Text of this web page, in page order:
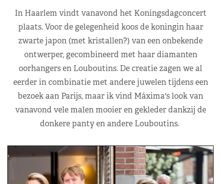
In Haarlem vindt vanavond het Koningsdagconcert
plaats. Voor de gelegenheid koos de koningin haar
zwarte japon (met kristallen?) van een onbekende
ontwerper, gecombineerd met haar diamanten
oorhangers en Louboutins. De creatie zagen we al
eerder in combinatie met andere juwelen tijdens een
bezoek aan Parijs, maar ik vind Máxima's look van
vanavond vele malen mooier en gekleder dankzij de
donkere panty en andere Louboutins.